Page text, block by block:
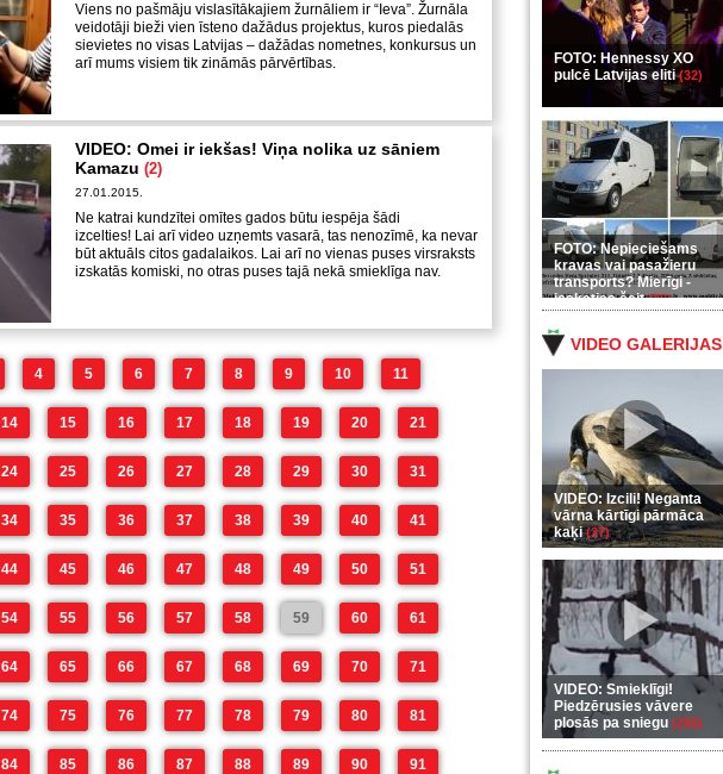
FOTO: Hennessy XO
pulcē Latvijas eliti(32)
FOTO: Nepieciešams
kravas vai pasažieru
transports? Mierīgi -
ieskaties šeit(35)
VIDEO GALERIJAS
VIDEO: Izcili! Neganta
vārna kārtīgi pārmāca
kaķi(37)
VIDEO: Smieklīgi!
Piedzērusies vāvere
plosās pa sniegu (255)
Viens no pašmāju vislasītākajiem žurnāliem ir “Ieva”. Žurnāla
veidotāji bieži vien īsteno dažādus projektus, kuros piedalās
sievietes no visas Latvijas – dažādas nometnes, konkursus un
arī mums visiem tik zināmās pārvērtības.
VIDEO: Omei ir iekšas! Viņa nolika uz sāniem
Kamazu (2)
27.01.2015.
Ne katrai kundzītei omītes gados būtu iespēja šādi
izcelties! Lai arī video uzņemts vasarā, tas nenozīmē, ka nevar
būt aktuāls citos gadalaikos. Lai arī no vienas puses virsraksts
izskatās komiski, no otras puses tajā nekā smieklīga nav.
4 5 6 7 8 9 10 11
14 15 16 17 18 19 20 21
24 25 26 27 28 29 30 31
34 35 36 37 38 39 40 41
44 45 46 47 48 49 50 51
54 55 56 57 58 59 60 61
64 65 66 67 68 69 70 71
74 75 76 77 78 79 80 81
84 85 86 87 88 89 90 91